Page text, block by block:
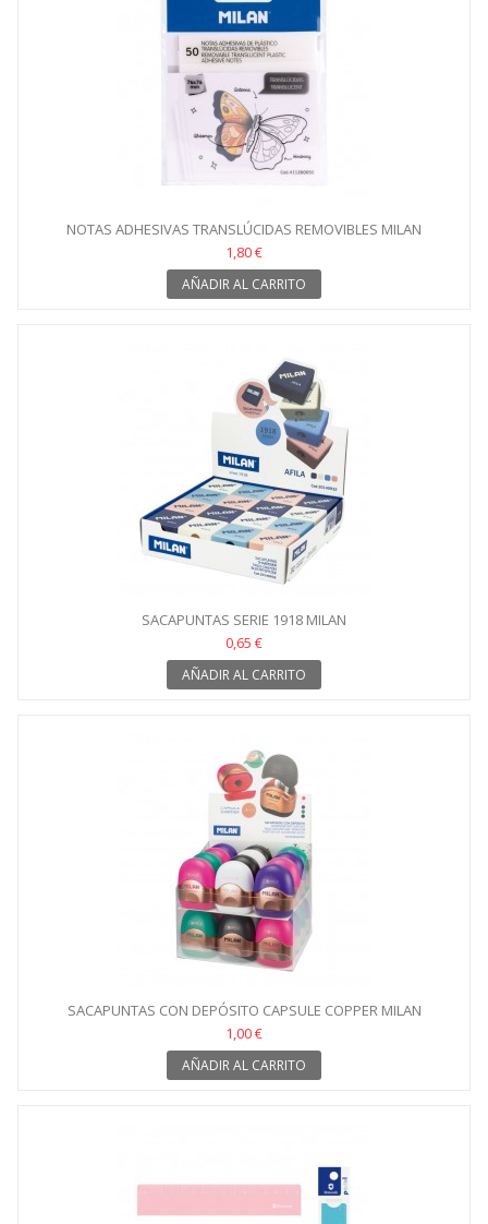
NOTAS ADHESIVAS TRANSLÚCIDAS REMOVIBLES MILAN
1,80 €
AÑADIR AL CARRITO
SACAPUNTAS SERIE 1918 MILAN
0,65 €
AÑADIR AL CARRITO
SACAPUNTAS CON DEPÓSITO CAPSULE COPPER MILAN
1,00 €
AÑADIR AL CARRITO